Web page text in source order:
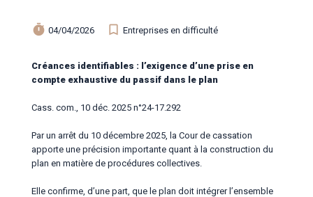
timer 04/04/2026 bookmark_border Entreprises en difficulté
Créances identifiables : l’exigence d’une prise en
compte exhaustive du passif dans le plan
Cass. com., 10 déc. 2025 n°24-17.292
Par un arrêt du 10 décembre 2025, la Cour de cassation
apporte une précision importante quant à la construction du
plan en matière de procédures collectives.
Elle confirme, d’une part, que le plan doit intégrer l’ensemble